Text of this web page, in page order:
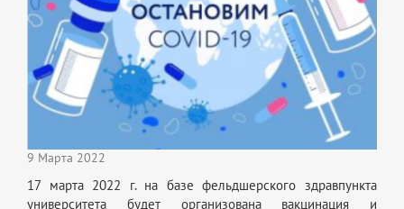
9 Марта 2022
17 марта 2022 г. на базе фельдшерского здравпункта
университета будет организована вакцинация и